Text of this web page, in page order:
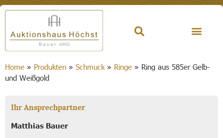
Home » Produkten » Schmuck» Ringe » Ring aus 585er Gelb-
und Weißgold
Ihr Ansprechpartner
Matthias Bauer